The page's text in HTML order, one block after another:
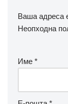
Ваша адреса
Неопходна
Име *